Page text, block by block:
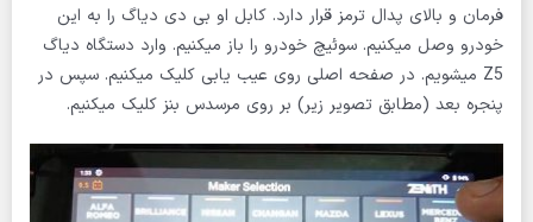
فرمان و بالای پدال ترمز قرار دارد. کابل او بی دی دیاگ را به این
خودرو وصل میکنیم. سوئیچ خودرو را باز میکنیم. وارد دستگاه دیاگ
Z5 میشویم. در صفحه اصلی روی عیب یابی کلیک میکنیم. سپس در
پنجره بعد (مطابق تصویر زیر) بر روی مرسدس بنز کلیک میکنیم.